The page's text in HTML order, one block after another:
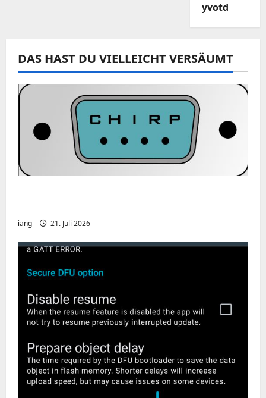
yvotd
DAS HAST DU VIELLEICHT VERSÄUMT
iang 21. Juli 2026